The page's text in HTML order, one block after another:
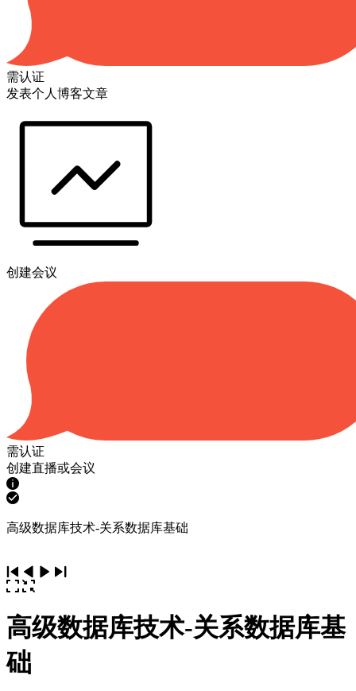
需认证
发表个人博客文章
创建会议
需认证
创建直播或会议
高级数据库技术-关系数据库基础
高级数据库技术-关系数据库基
础